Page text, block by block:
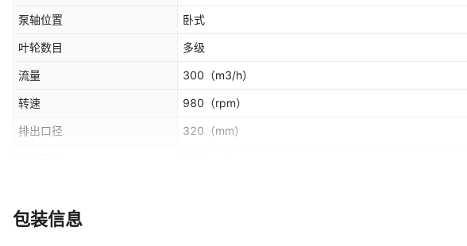
泵轴位置 卧式
叶轮数目 多级
流量 300 （m3/h）
转速 980 （rpm）
排出口径 320 （mm）
规格
包装信息